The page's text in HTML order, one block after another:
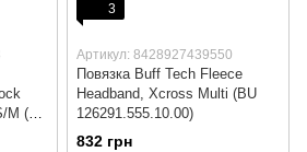
(BU
3
Артикул: 8428927439550
Повязка Buff Tech Fleece
Headband, Xcross Multi (BU
126291.555.10.00)
832 грн